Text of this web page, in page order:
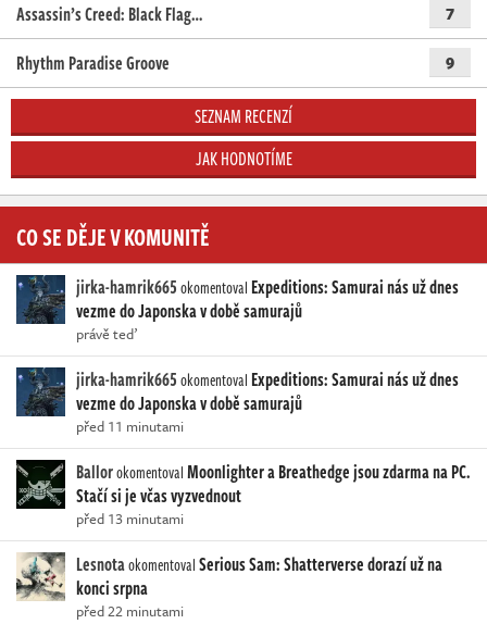
Assassin’s Creed: Black Flag… 7
Rhythm Paradise Groove 9
SEZNAM RECENZÍ
JAK HODNOTÍME
CO SE DĚJE V KOMUNITĚ
jirka-hamrik665okomentoval Expeditions: Samurai nás už dnes
vezme do Japonska v době samurajů
právě teď
jirka-hamrik665okomentoval Expeditions: Samurai nás už dnes
vezme do Japonska v době samurajů
před 11 minutami
BallorokomentovalMoonlighter a Breathedge jsou zdarma na PC.
Stačí si je včas vyzvednout
před 13 minutami
LesnotaokomentovalSerious Sam: Shatterverse dorazí už na
konci srpna
před 22 minutami